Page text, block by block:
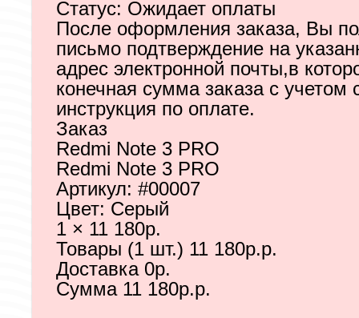
Статус: Ожидает оплаты
После оформления заказа, Вы
письмо подтверждение на
адрес электронной почты,в
конечная сумма заказа с учетом
инструкция по оплате.
Заказ
Redmi Note 3 PRO
Redmi Note 3 PRO
Артикул: #00007
Цвет: Серый
1 × 11 180р.
Товары (1 шт.) 11 180р.р.
Доставка 0р.
Сумма 11 180р.р.